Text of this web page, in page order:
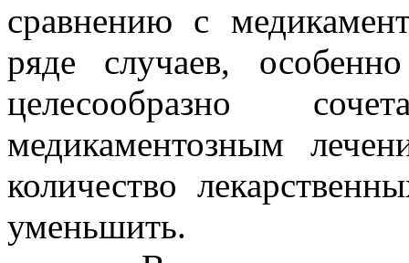
сравнению с
ряде случаев,
целесообразно
медикаментозным
количество
уменьшить.